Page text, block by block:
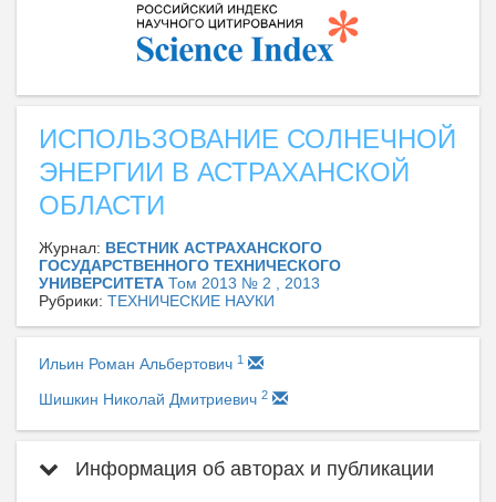
ИСПОЛЬЗОВАНИЕ СОЛНЕЧНОЙ
ЭНЕРГИИ В АСТРАХАНСКОЙ
ОБЛАСТИ
Журнал: ВЕСТНИК АСТРАХАНСКОГО
ГОСУДАРСТВЕННОГО ТЕХНИЧЕСКОГО
УНИВЕРСИТЕТА Том 2013 № 2 , 2013
Рубрики: ТЕХНИЧЕСКИЕ НАУКИ
Ильин Роман Альбертович 1
Шишкин Николай Дмитриевич 2
Информация об авторах и публикации